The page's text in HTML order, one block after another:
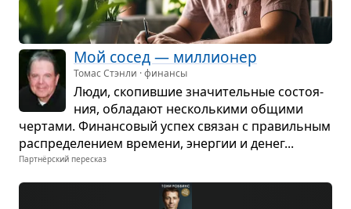
Мой сосед — мил­ли­о­нер
Томас Стэнли · финансы
Люди, ско­пив­шие зна­чи­тель­ные состо­я­
ния, обла­дают несколь­кими общими
чер­тами. Финан­со­вый успех свя­зан с пра­виль­ным
рас­пре­де­ле­нием вре­мени, энер­гии и денег...
Партнёрский пересказ